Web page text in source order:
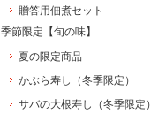
贈答用佃煮セット
季節限定【旬の味】
夏の限定商品
かぶら寿し（冬季限定）
サバの大根寿し（冬季限定）